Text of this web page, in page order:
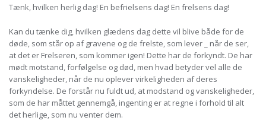
Tænk, hvilken herlig dag! En befrielsens dag! En frelsens dag!
Kan du tænke dig, hvilken glædens dag dette vil blive både for de
døde, som står op af gravene og de frelste, som lever _ når de ser,
at det er Frelseren, som kommer igen! Dette har de forkyndt. De har
mødt motstand, forfølgelse og død, men hvad betyder vel alle de
vanskeligheder, når de nu oplever virkeligheden af deres
forkyndelse. De forstår nu fuldt ud, at modstand og vanskeligheder,
som de har måttet gennemgå, ingenting er at regne i forhold til alt
det herlige, som nu venter dem.